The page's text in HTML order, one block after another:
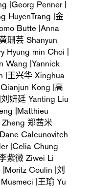
|Georg Penner |
HuyenTrang |金
Butte |Anna
珊芸 Shanyun
Hyung min Choi |
Wang |Yannick
|王兴华 Xinghua
Kong |高
妍廷 Yanting Liu
|Matthieu
Zheng 郑茜米
Calcunovitch
|Celia Chung
紫微 Ziwei Li
Coulin |刘
|王瑜 Yu